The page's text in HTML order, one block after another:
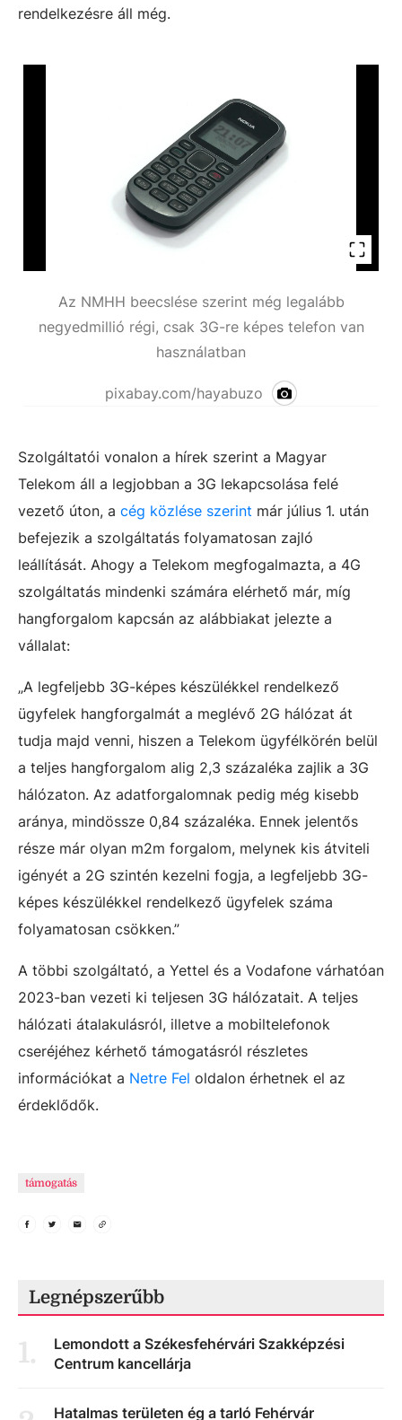
rendelkezésre áll még.
Az NMHH beecslése szerint még legalább
negyedmillió régi, csak 3G-re képes telefon van
használatban
pixabay.com/hayabuzo
Szolgáltatói vonalon a hírek szerint a Magyar
Telekom áll a legjobban a 3G lekapcsolása felé
vezető úton, a cég közlése szerint már július 1. után
befejezik a szolgáltatás folyamatosan zajló
leállítását. Ahogy a Telekom megfogalmazta, a 4G
szolgáltatás mindenki számára elérhető már, míg
hangforgalom kapcsán az alábbiakat jelezte a
vállalat:
„A legfeljebb 3G-képes készülékkel rendelkező
ügyfelek hangforgalmát a meglévő 2G hálózat át
tudja majd venni, hiszen a Telekom ügyfélkörén belül
a teljes hangforgalom alig 2,3 százaléka zajlik a 3G
hálózaton. Az adatforgalomnak pedig még kisebb
aránya, mindössze 0,84 százaléka. Ennek jelentős
része már olyan m2m forgalom, melynek kis átviteli
igényét a 2G szintén kezelni fogja, a legfeljebb 3G-
képes készülékkel rendelkező ügyfelek száma
folyamatosan csökken.”
A többi szolgáltató, a Yettel és a Vodafone várhatóan
2023-ban vezeti ki teljesen 3G hálózatait. A teljes
hálózati átalakulásról, illetve a mobiltelefonok
cseréjéhez kérhető támogatásról részletes
információkat a Netre Fel oldalon érhetnek el az
érdeklődők.
támogatás
Legnépszerűbb
1.
Lemondott a Székesfehérvári Szakképzési
Centrum kancellárja
Hatalmas területen ég a tarló Fehérvár